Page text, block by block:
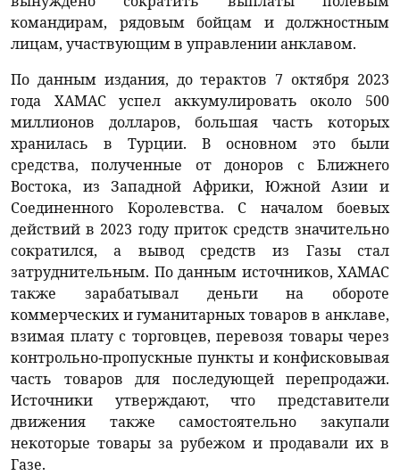
командирам, рядовым бойцам и должностным
лицам, участвующим в управлении анклавом.
По данным издания, до терактов 7 октября 2023
года ХАМАС успел аккумулировать около 500
миллионов долларов, большая часть которых
хранилась в Турции. В основном это были
средства, полученные от доноров с Ближнего
Востока, из Западной Африки, Южной Азии и
Соединенного Королевства. С началом боевых
действий в 2023 году приток средств значительно
сократился, а вывод средств из Газы стал
затруднительным. По данным источников, ХАМАС
также зарабатывал деньги на обороте
коммерческих и гуманитарных товаров в анклаве,
взимая плату с торговцев, перевозя товары через
контрольно-пропускные пункты и конфисковывая
часть товаров для последующей перепродажи.
Источники утверждают, что представители
движения также самостоятельно закупали
некоторые товары за рубежом и продавали их в
Газе.